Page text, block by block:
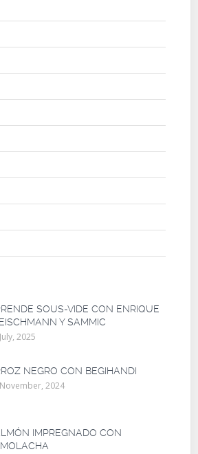
SOUS-VIDE CON ENRIQUE
Y SAMMIC
2025
NEGRO CON BEGIHANDI
2024
IMPREGNADO CON